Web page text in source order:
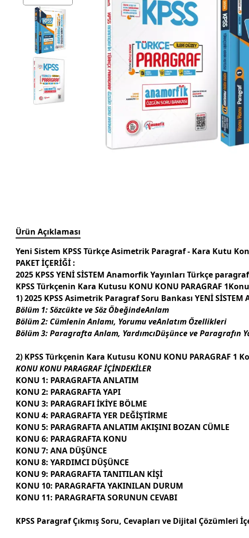
Ürün Açıklaması
Yeni Sistem KPSS Türkçe Asimetrik Paragraf - Kara Kutu
PAKET İÇERİĞİ :
2025 KPSS YENİ SİSTEM Anamorfik Yayınları Türkçe
KPSS Türkçenin Kara Kutusu KONU KONU PARAGRAF
1) 2025 KPSS Asimetrik Paragraf Soru Bankası YENİ
Bölüm 1: Sözcükte ve Söz ÖbeğindeAnlam
Bölüm 2: Cümlenin Anlamı, Yorumu veAnlatım Özellikleri
Bölüm 3: Paragrafta Anlam, YardımcıDüşünce ve Paragrafın
2) KPSS Türkçenin Kara Kutusu KONU KONU PARAGRAF 1
KONU KONU PARAGRAF İÇİNDEKİLER
KONU 1: PARAGRAFTA ANLATIM
KONU 2: PARAGRAFTA YAPI
KONU 3: PARAGRAFI İKİYE BÖLME
KONU 4: PARAGRAFTA YER DEĞİŞTİRME
KONU 5: PARAGRAFTA ANLATIM AKIŞINI BOZAN CÜMLE
KONU 6: PARAGRAFTA KONU
KONU 7: ANA DÜŞÜNCE
KONU 8: YARDIMCI DÜŞÜNCE
KONU 9: PARAGRAFTA TANITILAN KİŞİ
KONU 10: PARAGRAFTA YAKINILAN DURUM
KONU 11: PARAGRAFTA SORUNUN CEVABI
KPSS Paragraf Çıkmış Soru, Cevapları ve Dijital Çözümleri